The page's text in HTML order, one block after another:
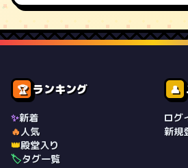
🏆 ランキング
✨新着
🔥人気
👑殿堂入り
🏷️タグ一覧
👤
ログ
新規